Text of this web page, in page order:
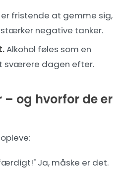
fristende at gemme sig,
negative tanker.
Alkohol føles som en
sværere dagen efter.
– og hvorfor de er
Ja, måske er det.